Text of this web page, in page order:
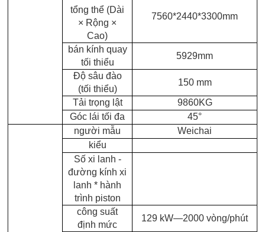
tổng thể (Dài
× Rộng ×
Cao)
7560*2440*3300mm
bán kính quay
tối thiểu
5929mm
Độ sâu đào
(tối thiểu)
150 mm
Tải trọng lật
9860KG
Góc lái tối đa
45°
người mẫu
Weichai
kiểu
Số xi lanh -
đường kính xi
lanh * hành
trình piston
công suất
định mức
129 kW—2000 vòng/phút